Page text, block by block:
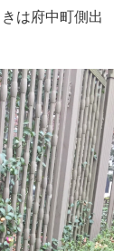
は府中町側出